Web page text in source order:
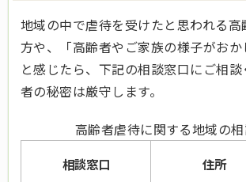
地域の中で虐待を受けたと思われる
方や、「高齢者やご家族の様子がおか
と感じたら、下記の相談窓口にご相
者の秘密は厳守します。
高齢者虐待に関する地域の
相談窓口 住所